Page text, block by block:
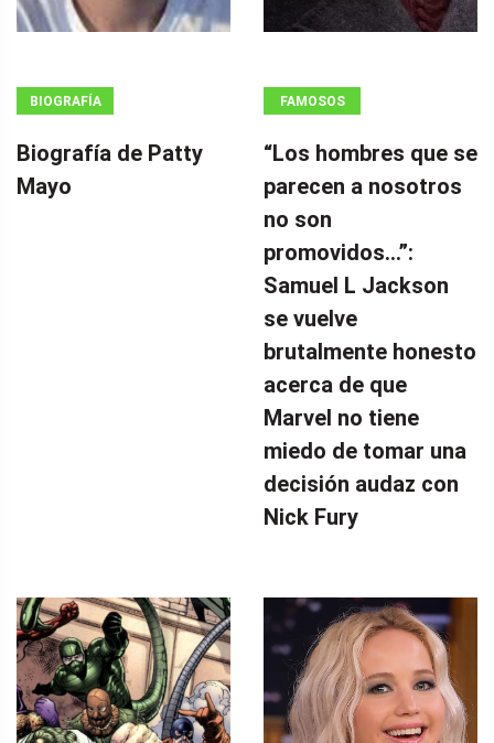
BIOGRAFÍA
Biografía de Patty
Mayo
FAMOSOS
“Los hombres que se
parecen a nosotros
no son
promovidos…”:
Samuel L Jackson
se vuelve
brutalmente honesto
acerca de que
Marvel no tiene
miedo de tomar una
decisión audaz con
Nick Fury